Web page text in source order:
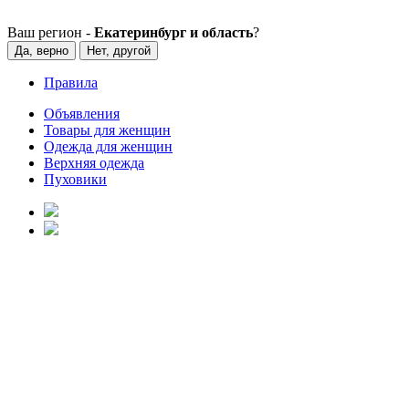
Ваш регион - Екатеринбург и область?
Да, верно Нет, другой
Правила
Объявления
Товары для женщин
Одежда для женщин
Верхняя одежда
Пуховики